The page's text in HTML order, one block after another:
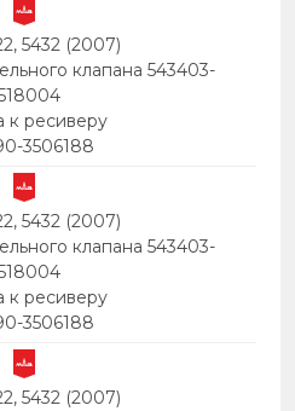
5432 (2007)
клапана 543403-
к ресиверу
3506188
5432 (2007)
клапана 543403-
к ресиверу
3506188
5432 (2007)